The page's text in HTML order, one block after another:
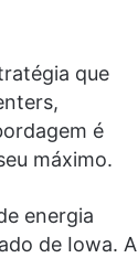
que
é
máximo.
energia
de Iowa. A